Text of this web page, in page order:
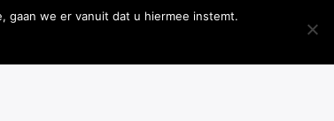
gaan we er vanuit dat u hiermee instemt.